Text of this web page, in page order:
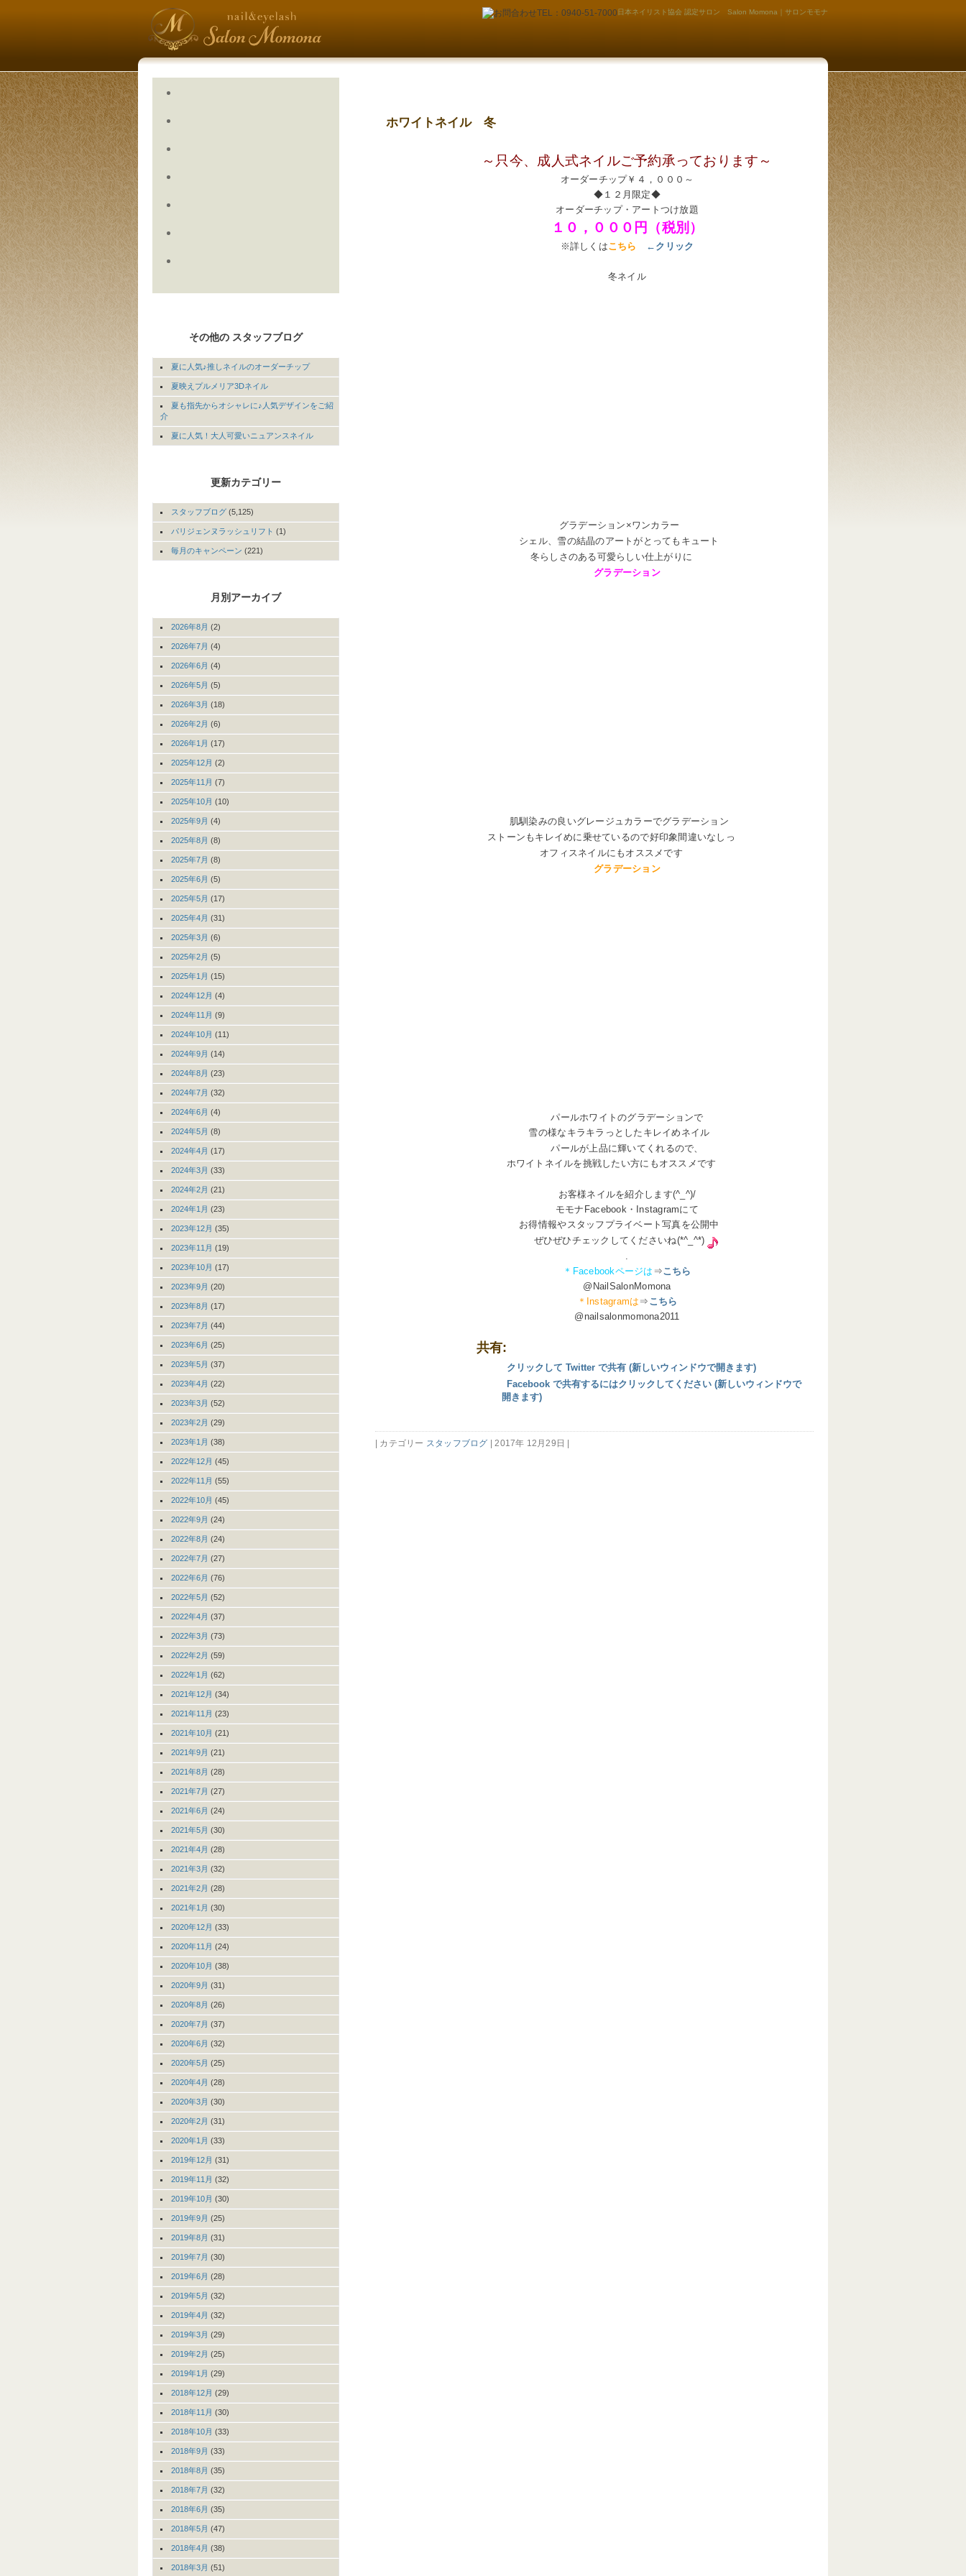
日本ネイリスト協会 認定サロン Salon Momona｜サロンモモナ
ホワイトネイル 冬
～只今、成人式ネイルご予約承っております～
オーダーチップ￥４，０００～
◆１２月限定◆
オーダーチップ・アートつけ放題
１０，０００円（税別）
※詳しくはこちら ←クリック
冬ネイル
グラデーション×ワンカラー
シェル、雪の結晶のアートがとってもキュート
冬らしさのある可愛らしい仕上がりに
グラデーション
肌馴染みの良いグレージュカラーでグラデーション
ストーンもキレイめに乗せているので好印象間違いなしっ
オフィスネイルにもオススメです
グラデーション
パールホワイトのグラデーションで
雪の様なキラキラっとしたキレイめネイル
パールが上品に輝いてくれるので、
ホワイトネイルを挑戦したい方にもオススメです
お客様ネイルを紹介します(^_^)/
モモナFacebook・Instagramにて
お得情報やスタッフプライベート写真を公開中
ぜひぜひチェックしてくださいね(*^_^*)
.
＊Facebookページは ⇒こちら
@NailSalonMomona
＊Instagramは⇒ こちら
@nailsalonmomona2011
共有:
クリックして Twitter で共有 (新しいウィンドウで開きます)
Facebook で共有するにはクリックしてください (新しいウィンドウで
開きます)
| カテゴリー スタッフブログ | 2017年 12月29日 |
その他の スタッフブログ
夏に人気♪推しネイルのオーダーチップ
夏映えプルメリア3Dネイル
夏も指先からオシャレに♪人気デザインをご紹
介
夏に人気！大人可愛いニュアンスネイル
更新カテゴリー
スタッフブログ (5,125)
パリジェンヌラッシュリフト (1)
毎月のキャンペーン (221)
月別アーカイブ
2026年8月 (2)
2026年7月 (4)
2026年6月 (4)
2026年5月 (5)
2026年3月 (18)
2026年2月 (6)
2026年1月 (17)
2025年12月 (2)
2025年11月 (7)
2025年10月 (10)
2025年9月 (4)
2025年8月 (8)
2025年7月 (8)
2025年6月 (5)
2025年5月 (17)
2025年4月 (31)
2025年3月 (6)
2025年2月 (5)
2025年1月 (15)
2024年12月 (4)
2024年11月 (9)
2024年10月 (11)
2024年9月 (14)
2024年8月 (23)
2024年7月 (32)
2024年6月 (4)
2024年5月 (8)
2024年4月 (17)
2024年3月 (33)
2024年2月 (21)
2024年1月 (23)
2023年12月 (35)
2023年11月 (19)
2023年10月 (17)
2023年9月 (20)
2023年8月 (17)
2023年7月 (44)
2023年6月 (25)
2023年5月 (37)
2023年4月 (22)
2023年3月 (52)
2023年2月 (29)
2023年1月 (38)
2022年12月 (45)
2022年11月 (55)
2022年10月 (45)
2022年9月 (24)
2022年8月 (24)
2022年7月 (27)
2022年6月 (76)
2022年5月 (52)
2022年4月 (37)
2022年3月 (73)
2022年2月 (59)
2022年1月 (62)
2021年12月 (34)
2021年11月 (23)
2021年10月 (21)
2021年9月 (21)
2021年8月 (28)
2021年7月 (27)
2021年6月 (24)
2021年5月 (30)
2021年4月 (28)
2021年3月 (32)
2021年2月 (28)
2021年1月 (30)
2020年12月 (33)
2020年11月 (24)
2020年10月 (38)
2020年9月 (31)
2020年8月 (26)
2020年7月 (37)
2020年6月 (32)
2020年5月 (25)
2020年4月 (28)
2020年3月 (30)
2020年2月 (31)
2020年1月 (33)
2019年12月 (31)
2019年11月 (32)
2019年10月 (30)
2019年9月 (25)
2019年8月 (31)
2019年7月 (30)
2019年6月 (28)
2019年5月 (32)
2019年4月 (32)
2019年3月 (29)
2019年2月 (25)
2019年1月 (29)
2018年12月 (29)
2018年11月 (30)
2018年10月 (33)
2018年9月 (33)
2018年8月 (35)
2018年7月 (32)
2018年6月 (35)
2018年5月 (47)
2018年4月 (38)
2018年3月 (51)